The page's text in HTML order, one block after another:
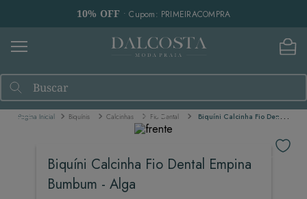
10% OFF • Cupom: PRIMEIRACOMPRA
Buscar
Biquínis Calcinhas Fio Dental Biquíni Calcinha Fio Dental Empina Bumbum - Alga
Biquíni Calcinha Fio Dental Empina
Bumbum - Alga